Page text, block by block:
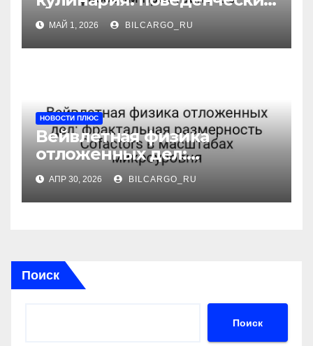
аттрактор Point в фазовом
пространстве
МАЙ 1, 2026 BILCARGO_RU
НОВОСТИ ПЛЮС
Вейвлетная физика
отложенных дел:
фрактальная размерность
Cofactors в масштабах
микроуровня
АПР 30, 2026 BILCARGO_RU
Поиск
Поиск